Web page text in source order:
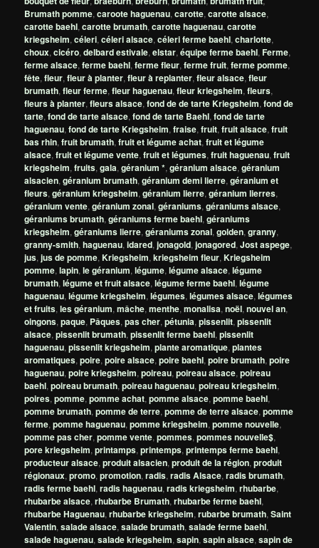
Brumath pomme,caroote haguenau,carotte,carotte alsace,
carotte baehl,carotte brumath,carotte haguenau,carotte
kriegsheim,céleri,céleri alsace,céleri ferme baehl,charlotte,
choux,cicéro,delbard estivale,elstar,équipe ferme baehl,Ferme,
ferme alsace,ferme baehl,ferme fleur,ferme fruit,ferme pomme,
fête,fleur,fleur à planter,fleur à replanter,fleur alsace,fleur
brumath,fleur ferme,fleur haguenau,fleur kriegsheim,fleurs,
fleurs à planter,fleurs alsace,fond de de tarte Kriegsheim,fond de
tarte,fond de tarte alsace,fond de tarte Baehl,fond de tarte
haguenau,fond de tarte Kriegsheim,fraise,fruit,fruit alsace,fruit
bas rhin,fruit brumath,fruit et légume achat,fruit et légume
alsace,fruit et légume vente,fruit et légumes,fruit haguenau,fruit
kriegsheim,fruits,gala,géranium *,géranium alsace,géranium
alsacien,géranium brumath,géranium demi lierre,géranium et
fleurs,géranium kriegsheim,géranium lierre,géranium lierres,
géranium vente,géranium zonal,géraniums,géraniums alsace,
géraniums brumath,géraniums ferme baehl,géraniums
kriegsheim,géraniums lierre,géraniums zonal,golden,granny,
granny-smith,haguenau,idared,jonagold,jonagored,Jost aspege,
jus,jus de pomme,Kriegsheim,kriegsheim fleur,Kriegsheim
pomme,lapin,le géranium,légume,légume alsace,légume
brumath,légume et fruit alsace,légume ferme baehl,légume
haguenau,légume kriegsheim,légumes,légumes alsace,légumes
et fruits,les géranium,mâche,menthe,monalisa,noël,nouvel an,
oingons,paque, Pâques,pas cher,pétunia,pissenlit,pissenlit
alsace,pissenlit brumath,pissenlit ferme baehl,pissenlit
haguenau,pissenlit kriegsheim,plante aromatique,plantes
aromatiques,poire,poire alsace,poire baehl,poire brumath,poire
haguenau,poire kriegsheim,poireau,poireau alsace,poireau
baehl,poireau brumath,poireau haguenau,poireau kriegsheim,
poires,pomme,pomme achat,pomme alsace,pomme baehl,
pomme brumath,pomme de terre,pomme de terre alsace,pomme
ferme,pomme haguenau,pomme kriegsheim,pomme nouvelle,
pomme pas cher,pomme vente,pommes,pommes nouvelle$,
pore kriegsheim,printamps,printemps,printemps ferme baehl,
producteur alsace,produit alsacien,produit de la région,produit
régionaux,promo,promotion,radis,radis Alsace,radis brumath,
radis ferme baehl,radis haguenau,radis kriegsheim,rhubarbe,
rhubarbe alsace,rhubarbe Brumath,rhubarbe ferme baehl,
rhubarbe Haguenau,rhubarbe kriegsheim,rubarbe brumath,Saint
Valentin,salade alsace,salade brumath,salade ferme baehl,
salade haguenau,salade kriegsheim,sapin,sapin alsace,sapin de